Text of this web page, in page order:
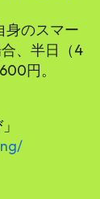
身のスマー
、半日（4
円。
」